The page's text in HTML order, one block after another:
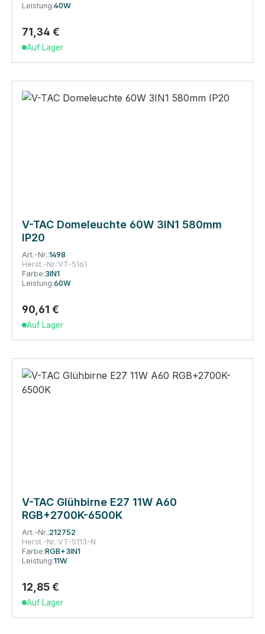
Leistung:40W
Regulärer Preis:
71,34 €
Auf Lager
V-TAC Domeleuchte 60W 3IN1 580mm
IP20
Art.-Nr.:1498
Herst.-Nr.:VT-5161
Farbe:3IN1
Leistung:60W
Regulärer Preis:
90,61 €
Auf Lager
V-TAC Glühbirne E27 11W A60
RGB+2700K-6500K
Art.-Nr.:212752
Herst.-Nr.:VT-5113-N
Farbe:RGB+3IN1
Leistung:11W
Regulärer Preis:
12,85 €
Auf Lager